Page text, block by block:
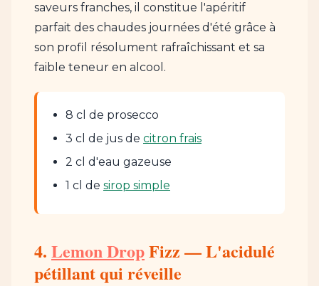
saveurs franches, il constitue l'apéritif
parfait des chaudes journées d'été grâce à
son profil résolument rafraîchissant et sa
faible teneur en alcool.
8 cl de prosecco
3 cl de jus de citron frais
2 cl d'eau gazeuse
1 cl de sirop simple
4. Lemon DropFizz — L'acidulé
pétillant qui réveille